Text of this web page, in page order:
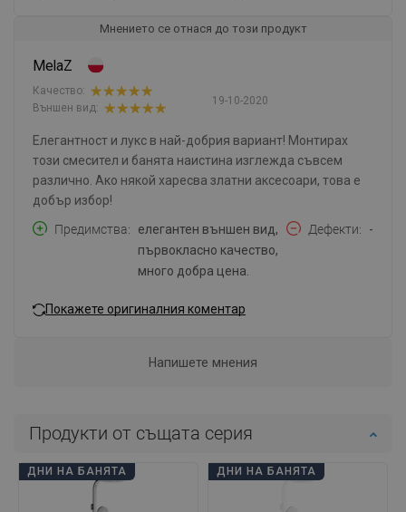
Мнението се отнася до този продукт
MelaZ
19-10-2020
Качество:
Външен вид:
Елегантност и лукс в най-добрия вариант! Монтирах
този смесител и банята наистина изглежда съвсем
различно. Ако някой харесва златни аксесоари, това е
добър избор!
Предимства
елегантен външен вид,
първокласно качество,
много добра цена.
Дефекти -
Покажете оригиналния коментар
Напишете мнения
Продукти от същата серия
ДНИ НА БАНЯТА ДНИ НА БАНЯТА